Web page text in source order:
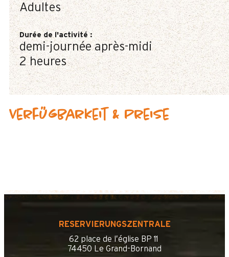
Adultes
Durée de l'activité:
demi-journée après-midi
2 heures
Verfügbarkeit & Preise
RESERVIERUNGSZENTRALE
62 place de l’église BP 11
74450 Le Grand-Bornand